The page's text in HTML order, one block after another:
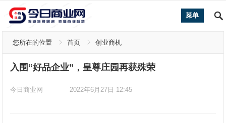
菜单
您所在的位置 首页 创业商机
入围“好品企业”，皇尊庄园再获殊荣
今日商业网 2022年6月27日 12:45